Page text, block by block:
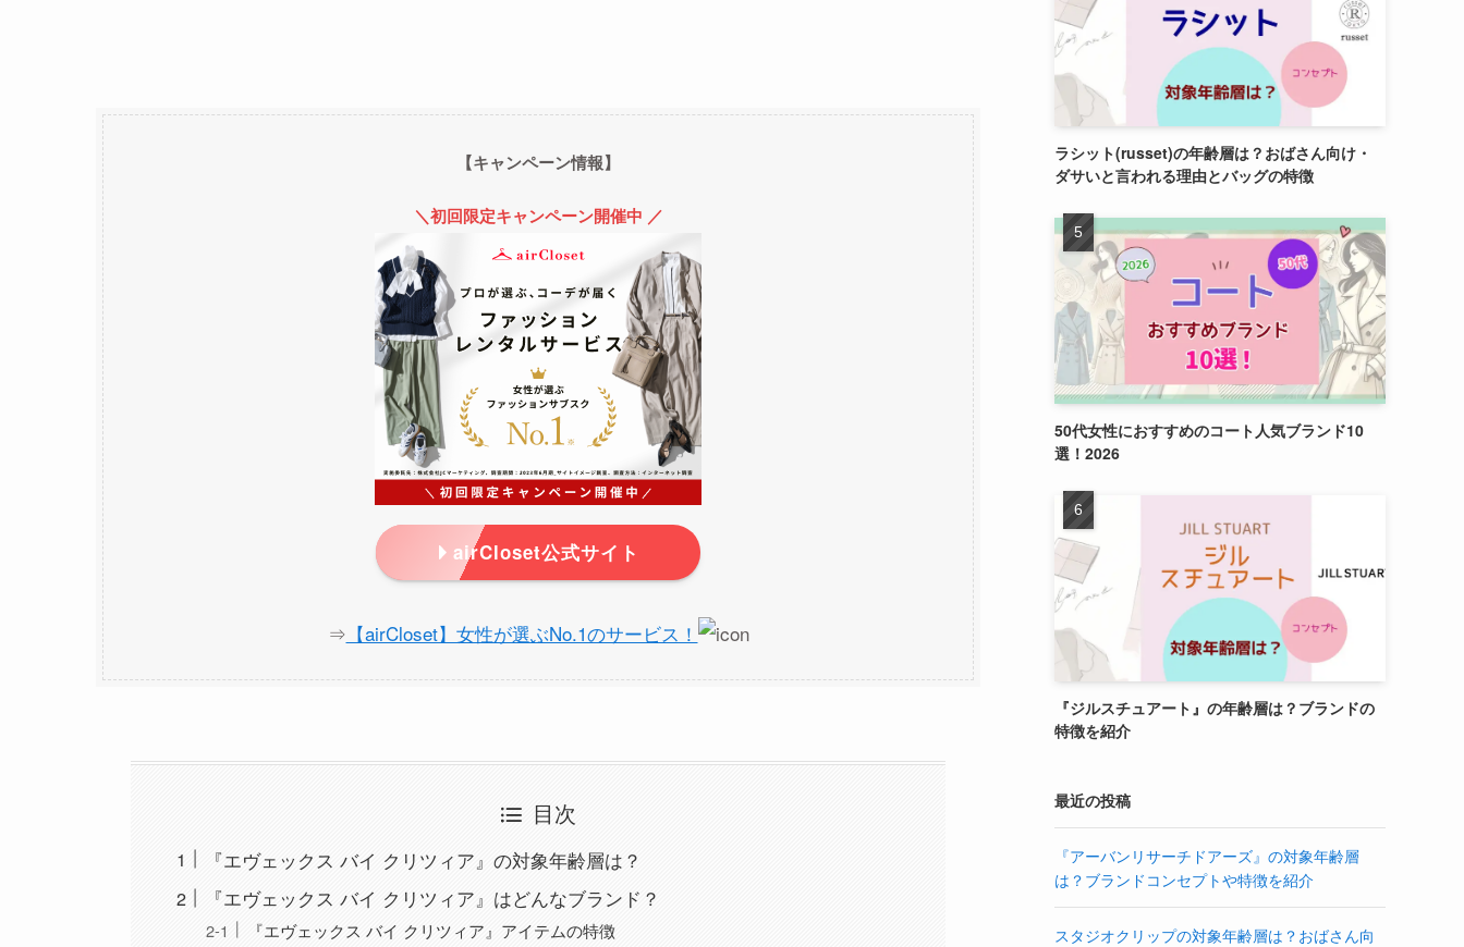
【キャンペーン情報】
＼初回限定キャンペーン開催中 ／
airCloset公式サイト
⇒ 【airCloset】女性が選ぶNo.1のサービス！
目次
『エヴェックス バイ クリツィア』の対象年齢層は？
『エヴェックス バイ クリツィア』はどんなブランド？
『エヴェックス バイ クリツィア』アイテムの特徴
ラシット(russet)の年齢層は？おばさん向け・
ダサいと言われる理由とバッグの特徴
50代女性におすすめのコート人気ブランド10
選！2026
『ジルスチュアート』の年齢層は？ブランドの
特徴を紹介
最近の投稿
『アーバンリサーチドアーズ』の対象年齢層
は？ブランドコンセプトや特徴を紹介
スタジオクリップの対象年齢層は？おばさん向